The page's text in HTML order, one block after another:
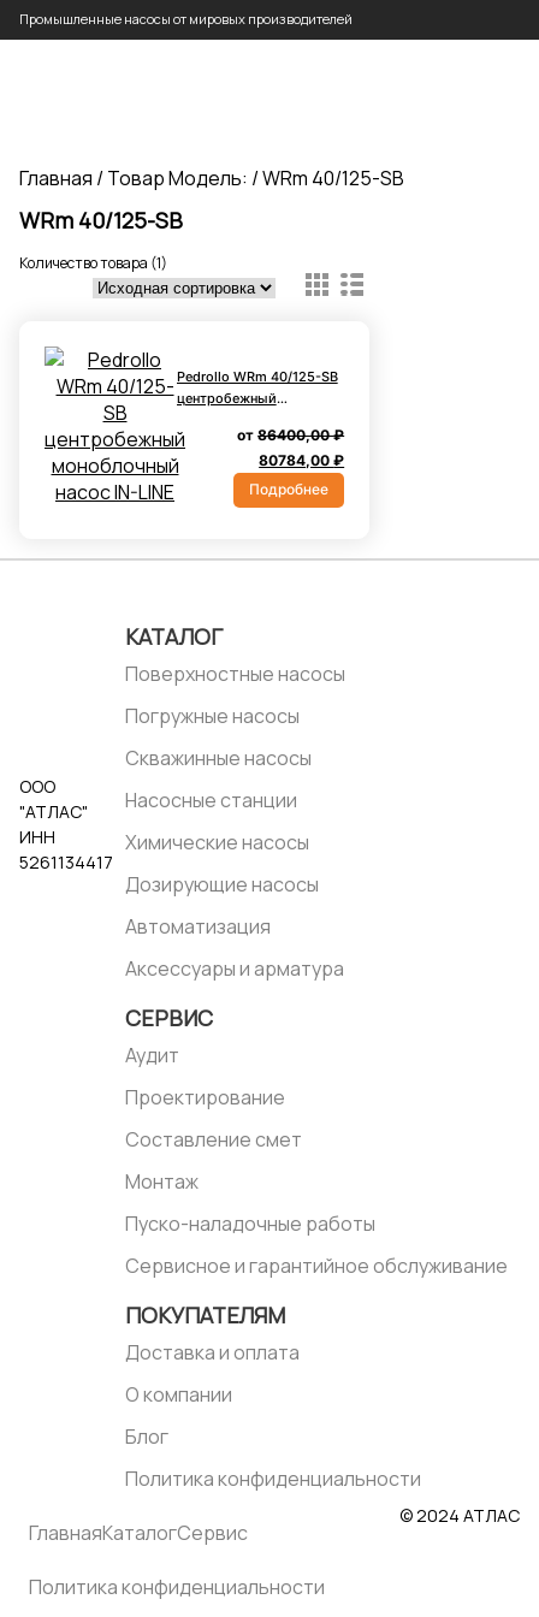
Промышленные насосы от мировых производителей
Главная / Товар Модель: / WRm 40/125-SB
WRm 40/125-SB
Количество товара (1)
Pedrollo WRm 40/125-SB
центробежный
LINE
от86400,00₽
Первоначальная
цена
составляла
80784,00₽Текущая
80784,00 ₽.
Подробнее
ООО
"АТЛАС"
ИНН
5261134417
КАТАЛОГ
Поверхностные насосы
Погружные насосы
Скважинные насосы
Насосные станции
Химические насосы
Дозирующие насосы
Автоматизация
Аксессуары и арматура
СЕРВИС
Аудит
Проектирование
Составление смет
Монтаж
Пуско-наладочные работы
Сервисное и гарантийное обслуживание
ПОКУПАТЕЛЯМ
Доставка и оплата
О компании
Блог
Политика конфиденциальности
ГлавнаяКаталогСервис
Политика конфиденциальности
© 2024 АТЛАС